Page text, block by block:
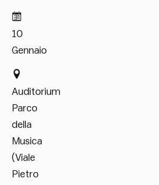
10
Gennaio
Auditorium
Parco
della
Musica
(Viale
Pietro